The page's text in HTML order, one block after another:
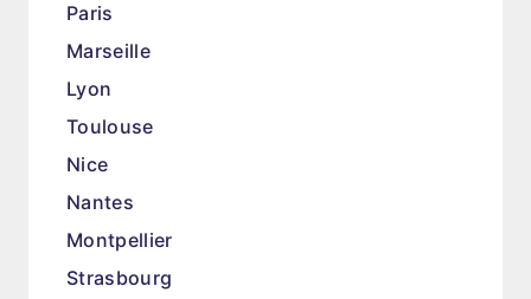
Paris
Marseille
Lyon
Toulouse
Nice
Nantes
Montpellier
Strasbourg